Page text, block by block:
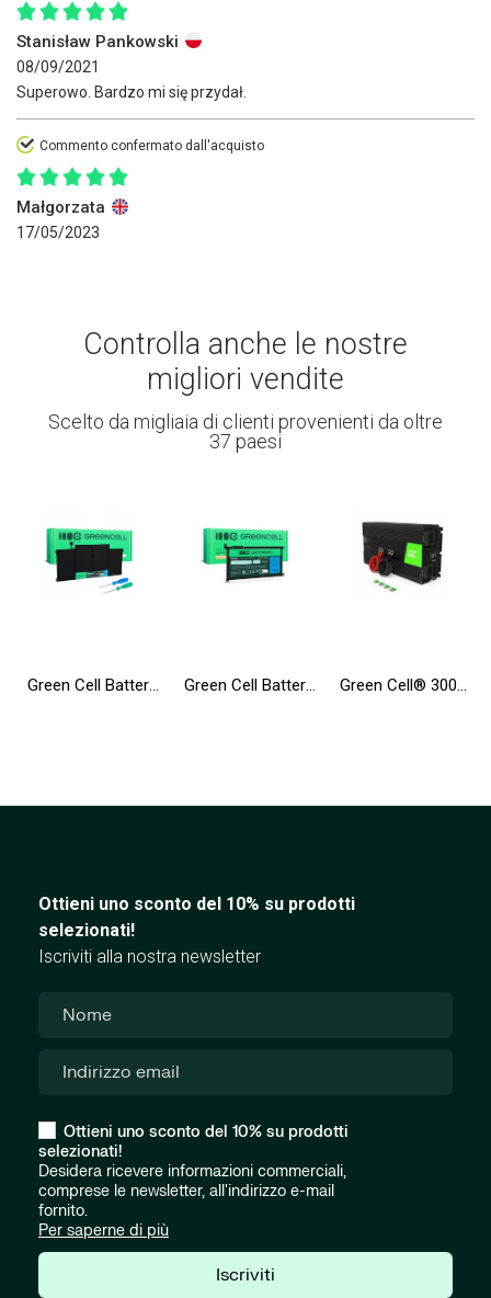
Stanisław Pankowski
08/09/2021
Superowo. Bardzo mi się przydał.
Commento confermato dall'acquisto
Małgorzata
17/05/2023
Controlla anche le nostre
migliori vendite
Scelto da migliaia di clienti provenienti da oltre
37 paesi
Green Cell Batteria A1496 A1405 A1377 per Apple MacBook Air 13 A1466 A1369 (2010, 2011, 2012, 2013, 2014, 2015, 2017) Green Cell Batteria WDX0R WDXOR per Dell Inspiron 13 5368 5378 5379 15 5565 5567 5568 5570 17 5765 5767 5770 Vostro 5468 5568 Green Cell® 3000W/6000W Invertitore Onda Pura DC 24V AC 230V Convertitore di tensione
Ottieni uno sconto del 10% su prodotti
selezionati!
Iscriviti alla nostra newsletter
Ottieni uno sconto del 10% su prodotti
selezionati!
Desidera ricevere informazioni commerciali,
comprese le newsletter, all'indirizzo e-mail
fornito.
Per saperne di più
Iscriviti